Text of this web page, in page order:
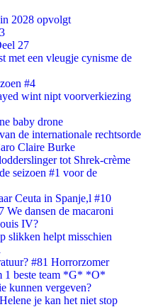
2028 opvolgt
27
met een vleugje cynisme de
#4
wint nipt voorverkiezing
baby drone
de internationale rechtsorde
Claire Burke
tot Shrek-crème
seizoen #1 voor de
Ceuta in Spanje,l #10
dansen de macaroni
IV?
slikken helpt misschien
#81 Horrorzomer
1 beste team *G* *O*
kunnen vergeven?
je kan het niet stop